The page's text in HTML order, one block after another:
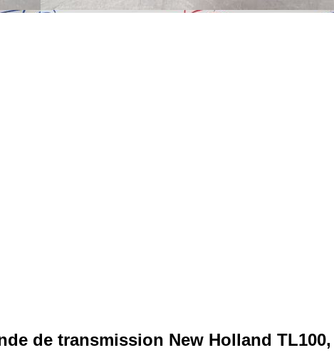
de transmission New Holland TL100,